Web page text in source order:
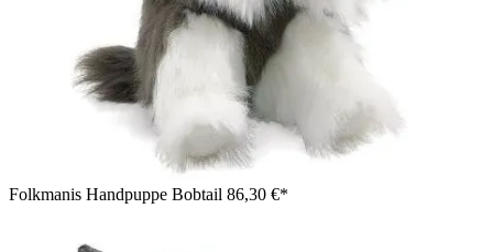
Folkmanis Handpuppe Bobtail 86,30 €*